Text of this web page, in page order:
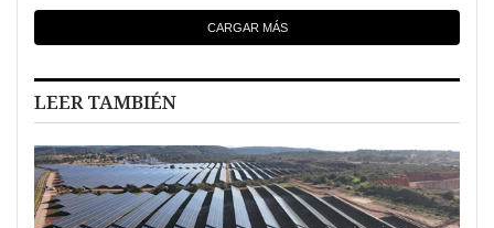
CARGAR MÁS
LEER TAMBIÉN